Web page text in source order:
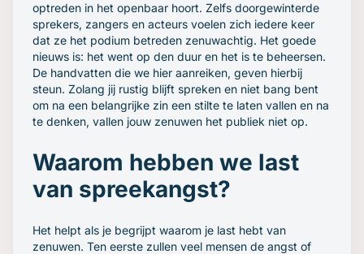
optreden in het openbaar hoort. Zelfs doorgewinterde
sprekers, zangers en acteurs voelen zich iedere keer
dat ze het podium betreden zenuwachtig. Het goede
nieuws is: het went op den duur en het is te beheersen.
De handvatten die we hier aanreiken, geven hierbij
steun. Zolang jij rustig blijft spreken en niet bang bent
om na een belangrijke zin een stilte te laten vallen en na
te denken, vallen jouw zenuwen het publiek niet op.
Waarom hebben we last
van spreekangst?
Het helpt als je begrijpt waarom je last hebt van
zenuwen. Ten eerste zullen veel mensen de angst of